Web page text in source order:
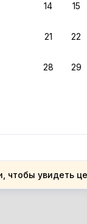
14 15
21 22
28 29
чтобы увидеть